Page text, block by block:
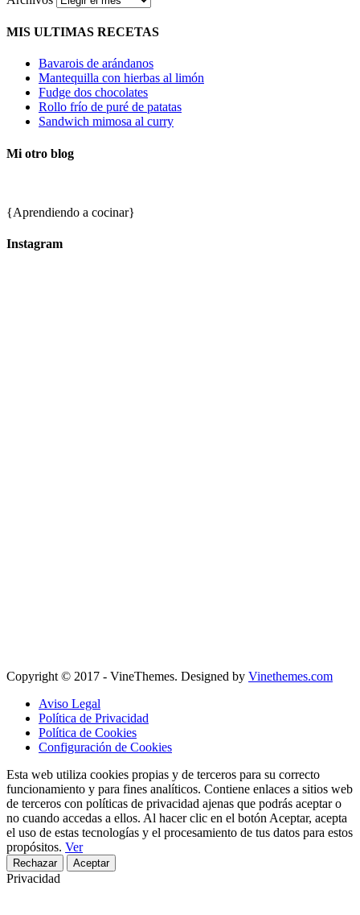
MIS ULTIMAS RECETAS
Bavarois de arándanos
Mantequilla con hierbas al limón
Fudge dos chocolates
Rollo frío de puré de patatas
Sandwich mimosa al curry
Mi otro blog
{Aprendiendo a cocinar}
Instagram
Copyright © 2017 - VineThemes. Designed by Vinethemes.com
Aviso Legal
Política de Privacidad
Política de Cookies
Configuración de Cookies
Esta web utiliza cookies propias y de terceros para su correcto
funcionamiento y para fines analíticos. Contiene enlaces a sitios web
de terceros con políticas de privacidad ajenas que podrás aceptar o
no cuando accedas a ellos. Al hacer clic en el botón Aceptar, acepta
el uso de estas tecnologías y el procesamiento de tus datos para estos
propósitos. Ver
Rechazar Aceptar
Privacidad